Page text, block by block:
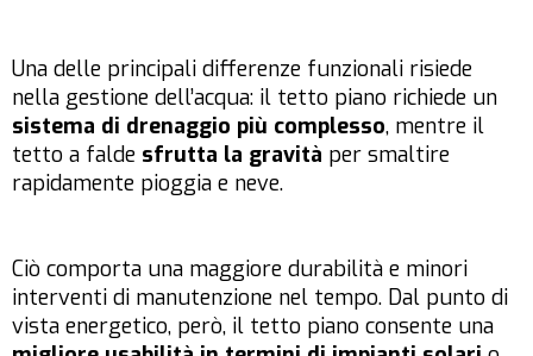
Una delle principali differenze funzionali risiede
nella gestione dell’acqua: il tetto piano richiede un
sistema di drenaggio più complesso, mentre il
tetto a falde sfrutta la gravità per smaltire
rapidamente pioggia e neve.
Ciò comporta una maggiore durabilità e minori
interventi di manutenzione nel tempo. Dal punto di
vista energetico, però, il tetto piano consente una